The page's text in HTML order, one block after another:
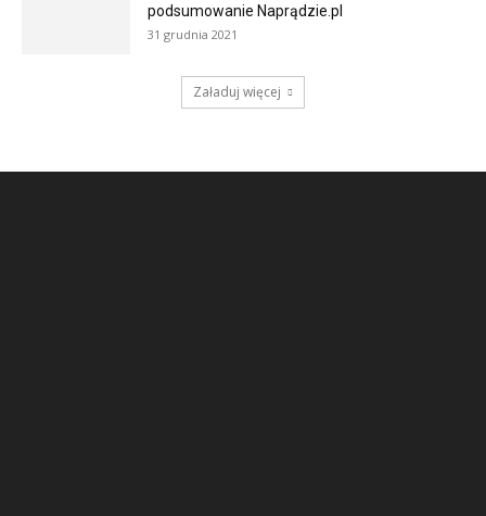
podsumowanie Naprądzie.pl
31 grudnia 2021
Załaduj więcej